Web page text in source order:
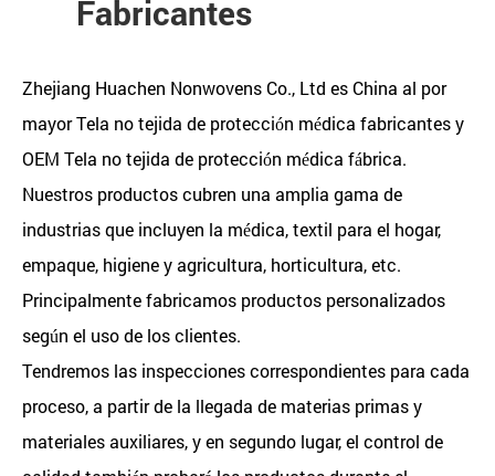
Fabricantes
Zhejiang Huachen Nonwovens Co., Ltd es China al por
mayor Tela no tejida de protección médica fabricantesy
OEM Tela no tejida de protección médica fábrica.
Nuestros productos cubren una amplia gama de
industrias que incluyen la médica, textil para el hogar,
empaque, higiene y agricultura, horticultura, etc.
Principalmente fabricamos productos personalizados
según el uso de los clientes.
Tendremos las inspecciones correspondientes para cada
proceso, a partir de la llegada de materias primas y
materiales auxiliares, y en segundo lugar, el control de